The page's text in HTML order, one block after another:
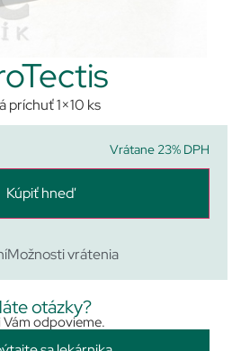
príchuť 1×10 ks
Vrátane 23% DPH
Kúpiť hneď
Možnosti vrátenia
otázky?
Vám odpovieme.